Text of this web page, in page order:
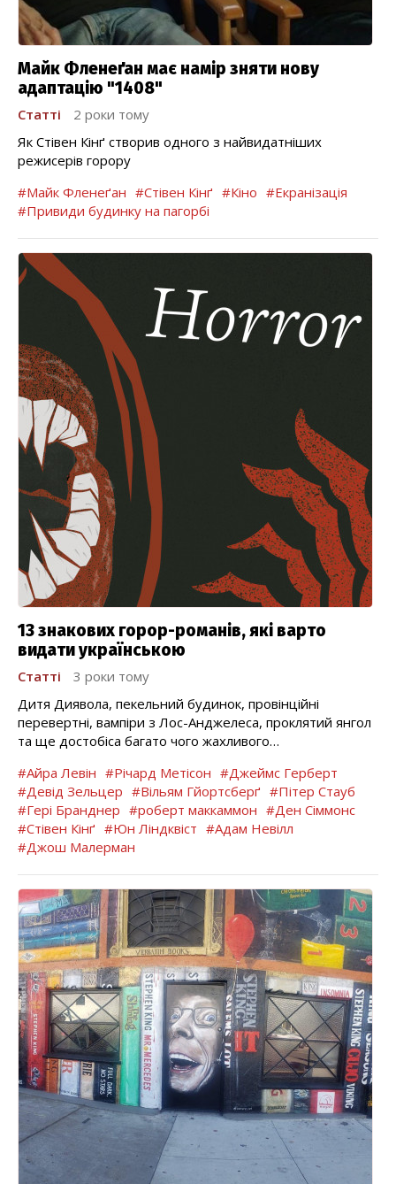
Майк Фленеґан має намір зняти нову
адаптацію "1408"
Статті
2 роки тому
Як Стівен Кінґ створив одного з найвидатніших
режисерів горору
#Майк Фленеґан #Стівен Кінґ #Кіно #Екранізація
#Привиди будинку на пагорбі
13 знакових горор-романів, які варто
видати українською
Статті
3 роки тому
Дитя Диявола, пекельний будинок, провінційні
перевертні, вампіри з Лос-Анджелеса, проклятий янгол
та ще достобіса багато чого жахливого…
#Айра Левін #Річард Метісон #Джеймс Герберт
#Девід Зельцер #Вільям Гйортсберґ #Пітер Стауб
#Гері Бранднер #роберт маккаммон #Ден Сіммонс
#Стівен Кінґ #Юн Ліндквіст #Адам Невілл
#Джош Малерман